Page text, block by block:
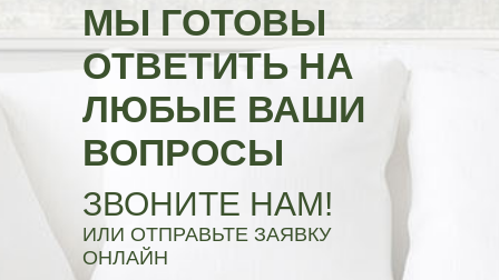
МЫ ГОТОВЫ
ОТВЕТИТЬ НА
ЛЮБЫЕ ВАШИ
ВОПРОСЫ
ЗВОНИТЕ НАМ!
ИЛИ ОТПРАВЬТЕ ЗАЯВКУ
ОНЛАЙН